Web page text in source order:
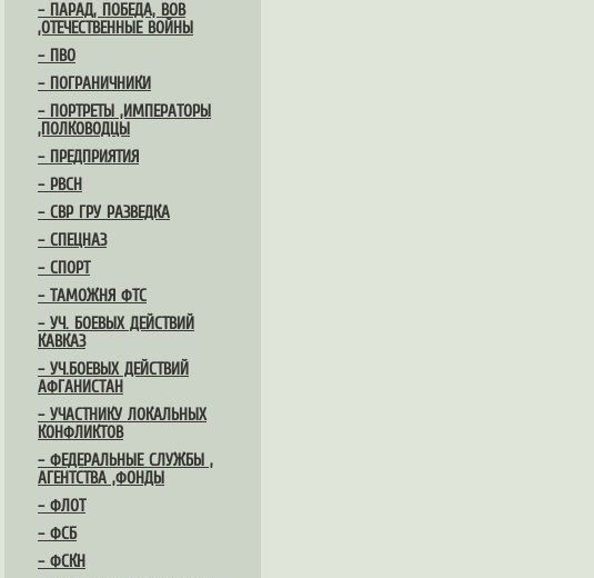
– ПАРАД, ПОБЕДА, ВОВ
,ОТЕЧЕСТВЕННЫЕ ВОЙНЫ
– ПВО
– ПОГРАНИЧНИКИ
– ПОРТРЕТЫ ,ИМПЕРАТОРЫ
,ПОЛКОВОДЦЫ
– ПРЕДПРИЯТИЯ
– РВСН
– СВР ГРУ РАЗВЕДКА
– СПЕЦНАЗ
– СПОРТ
– ТАМОЖНЯ ФТС
– УЧ. БОЕВЫХ ДЕЙСТВИЙ
КАВКАЗ
– УЧ.БОЕВЫХ ДЕЙСТВИЙ
АФГАНИСТАН
– УЧАСТНИКУ ЛОКАЛЬНЫХ
КОНФЛИКТОВ
– ФЕДЕРАЛЬНЫЕ СЛУЖБЫ ,
АГЕНТСТВА ,ФОНДЫ
– ФЛОТ
– ФСБ
– ФСКН